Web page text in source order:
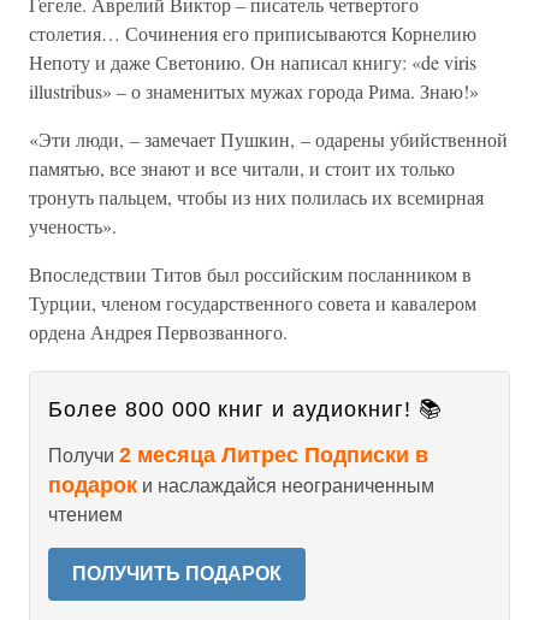
столетия… Сочинения его приписываются Корнелию
Непоту и даже Светонию. Он написал книгу: «de viris
illustribus» – о знаменитых мужах города Рима. Знаю!»
«Эти люди, – замечает Пушкин, – одарены убийственной
памятью, все знают и все читали, и стоит их только
тронуть пальцем, чтобы из них полилась их всемирная
ученость».
Впоследствии Титов был российским посланником в
Турции, членом государственного совета и кавалером
ордена Андрея Первозванного.
Более 800 000 книг и аудиокниг! 📚
Получи 2 месяца Литрес Подписки в
подарок и наслаждайся неограниченным
чтением
ПОЛУЧИТЬ ПОДАРОК